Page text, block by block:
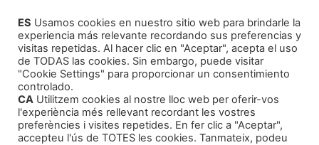
Consultor para Edición (1)
Cómo Publicar tu Obra (1)
Agentes Literarios(1)
ES Usamos cookies en nuestro sitio web para brindarle la
experiencia más relevante recordando sus preferencias y
visitas repetidas. Al hacer clic en "Aceptar", acepta el uso
de TODAS las cookies. Sin embargo, puede visitar
"Cookie Settings" para proporcionar un consentimiento
controlado.
CA Utilitzem cookies al nostre lloc web per oferir-vos
l'experiència més rellevant recordant les vostres
preferències i visites repetides. En fer clic a "Aceptar",
accepteu l'ús de TOTES les cookies. Tanmateix, podeu